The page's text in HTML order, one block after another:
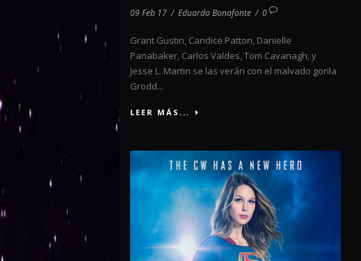
09 Feb 17 / Eduardo Bonafonte / 0
Grant Gustin, Candice Patton, Danielle
Panabaker, Carlos Valdes, Tom Cavanagh, y
Jesse L. Martin se las verán con el malvado gorila
Grodd...
LEER MÁS...